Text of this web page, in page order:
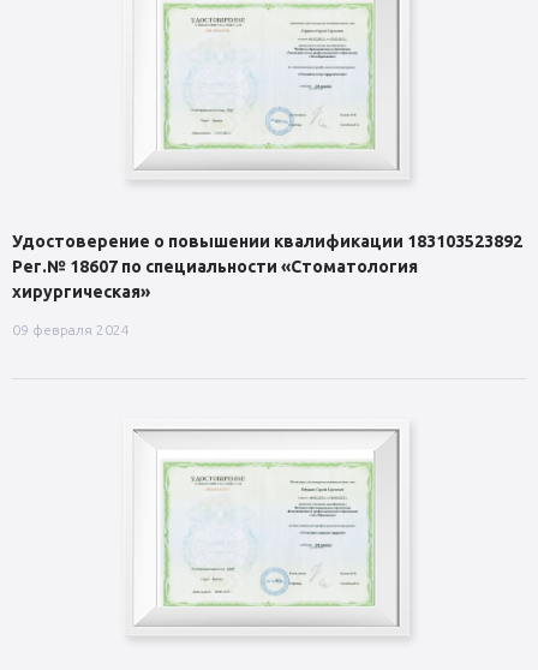
Удостоверение о повышении квалификации 183103523892
Рег.№ 18607 по специальности «Стоматология
хирургическая»
09 февраля 2024